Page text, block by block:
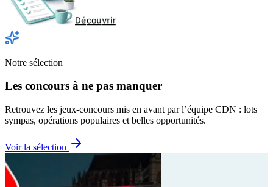
Notre sélection
Les concours à ne pas manquer
Retrouvez les jeux-concours mis en avant par l’équipe CDN : lots
sympas, opérations populaires et belles opportunités.
Voir la sélection